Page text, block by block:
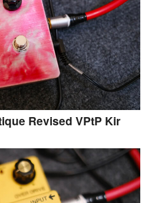
Revised VPtP Kir